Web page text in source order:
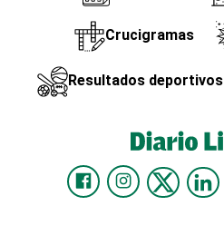
Crucigramas
Resultados deportivos